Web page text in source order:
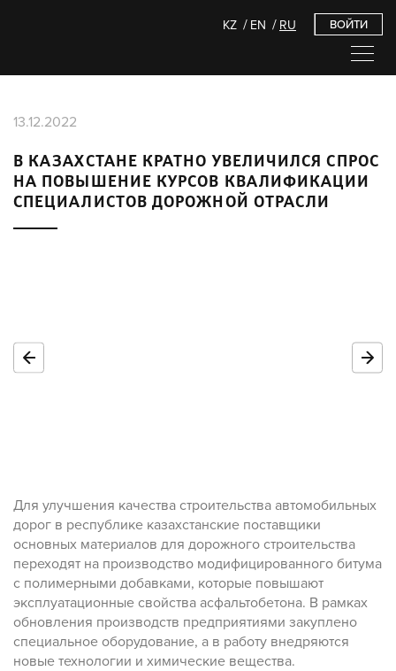
KZ EN RU ВОЙТИ
13.12.2022
В КАЗАХСТАНЕ КРАТНО УВЕЛИЧИЛСЯ СПРОС
НА ПОВЫШЕНИЕ КУРСОВ КВАЛИФИКАЦИИ
СПЕЦИАЛИСТОВ ДОРОЖНОЙ ОТРАСЛИ
Для улучшения качества строительства автомобильных
дорог в республике казахстанские поставщики
основных материалов для дорожного строительства
переходят на производство модифицированного битума
с полимерными добавками, которые повышают
эксплуатационные свойства асфальтобетона. В рамках
обновления производств предприятиями закуплено
специальное оборудование, а в работу внедряются
новые технологии и химические вещества.